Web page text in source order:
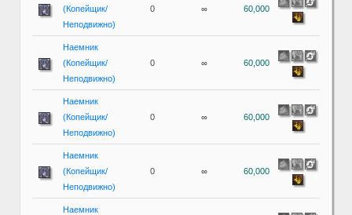
(Копейщик/
Неподвижно)
0 ∞ 60,000
Наемник
(Копейщик/
Неподвижно)
0 ∞ 60,000
Наемник
(Копейщик/
Неподвижно)
0 ∞ 60,000
Наемник
(Копейщик/
Неподвижно)
0 ∞ 60,000
Наемник